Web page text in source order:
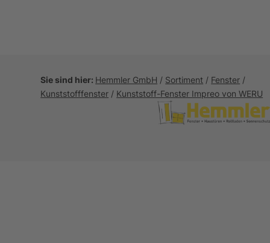
Sie sind hier: Hemmler GmbH / Sortiment / Fenster /
Kunststofffenster / Kunststoff-Fenster Impreo von WERU